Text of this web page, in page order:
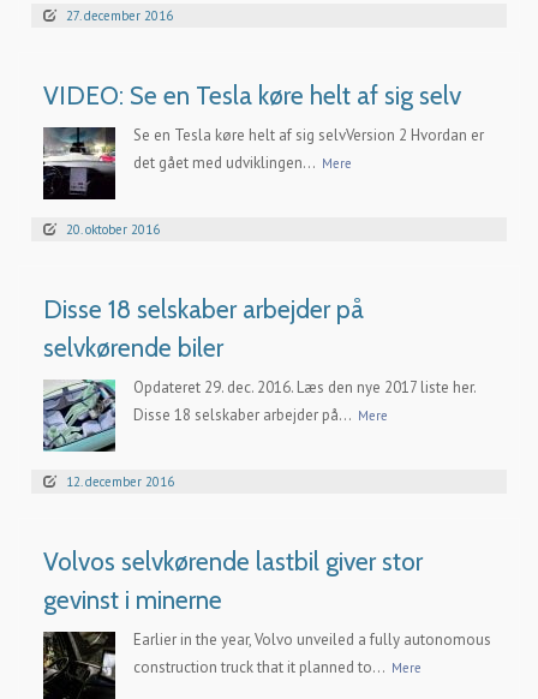
27. december 2016
VIDEO: Se en Tesla køre helt af sig selv
Se en Tesla køre helt af sig selvVersion 2 Hvordan er
det gået med udviklingen... Mere
20. oktober 2016
Disse 18 selskaber arbejder på
selvkørende biler
Opdateret 29. dec. 2016. Læs den nye 2017 liste her.
Disse 18 selskaber arbejder på... Mere
12. december 2016
Volvos selvkørende lastbil giver stor
gevinst i minerne
Earlier in the year, Volvo unveiled a fully autonomous
construction truck that it planned to... Mere